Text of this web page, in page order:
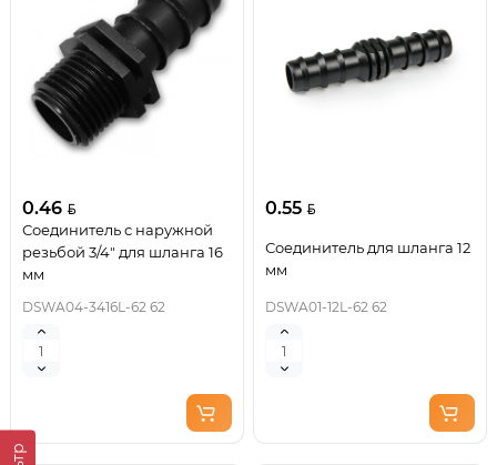
0.46
Соединитель с наружной
резьбой 3/4" для шланга 16
мм
DSWA04-3416L-62 62
0.55
Соединитель для шланга 12
мм
DSWA01-12L-62 62